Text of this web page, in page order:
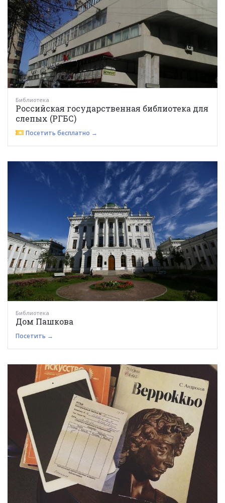
Библиотека
Российская государственная библиотека для
слепых (РГБС)
Посетить бесплатно →
Библиотека
Дом Пашкова
Посетить →